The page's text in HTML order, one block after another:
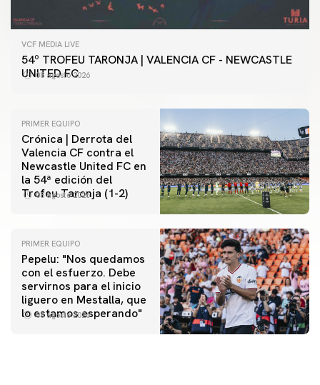
VCF MEDIA LIVE
54º TROFEU TARONJA | VALENCIA CF - NEWCASTLE
UNITED FC
08 agosto 2026
PRIMER EQUIPO
Crónica | Derrota del
Valencia CF contra el
Newcastle United FC en
la 54ª edición del
Trofeu Taronja (1-2)
08 agosto 2026
PRIMER EQUIPO
Pepelu: "Nos quedamos
con el esfuerzo. Debe
servirnos para el inicio
liguero en Mestalla, que
lo estamos esperando"
08 agosto 2026
PRIMER EQUIPO
Las fotos del Valencia CF-Newcastle United FC